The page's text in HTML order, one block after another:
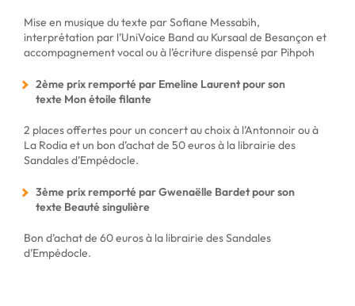
Mise en musique du texte par Sofiane Messabih,
interprétation par l’UniVoice Band au Kursaal de Besançon et
accompagnement vocal ou à l’écriture dispensé par Pihpoh
2ème prix remporté par Emeline Laurent pour son
texte Mon étoile filante
2 places offertes pour un concert au choix à l’Antonnoir ou à
La Rodia et un bon d’achat de 50 euros à la librairie des
Sandales d’Empédocle.
3ème prix remporté par Gwenaëlle Bardet pour son
texte Beauté singulière
Bon d’achat de 60 euros à la librairie des Sandales
d’Empédocle.